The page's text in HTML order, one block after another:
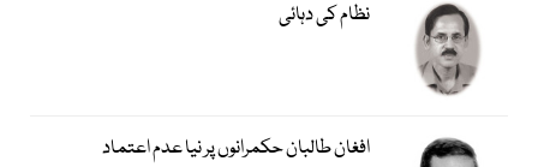
نظام کی دہائی
افغان طالبان حکمرانوں پر نیا عدم اعتماد